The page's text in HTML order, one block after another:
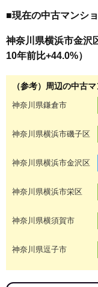
■現在の中古マンシ
神奈川県横浜市金沢
10年前比+44.0%）
（参考）周辺の中古
神奈川県鎌倉市
神奈川県横浜市磯子区
神奈川県横浜市金沢区
神奈川県横浜市栄区
神奈川県横須賀市
神奈川県逗子市